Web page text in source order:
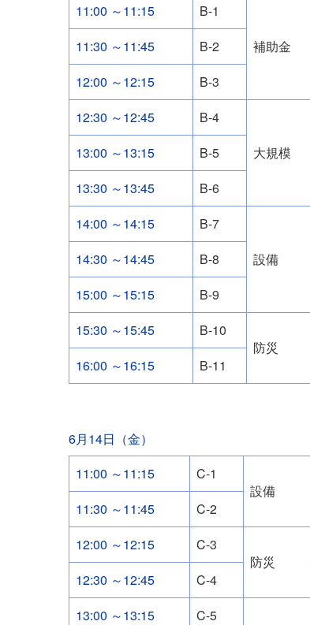
11:00 ～11:15
B-1
補助金
11:30 ～11:45
B-2
12:00 ～12:15
B-3
12:30 ～12:45
B-4
大規模
13:00 ～13:15
B-5
13:30 ～13:45
B-6
14:00 ～14:15
B-7
設備
14:30 ～14:45
B-8
15:00 ～15:15
B-9
15:30 ～15:45
B-10
防災
16:00 ～16:15
B-11
6月14日（金）
11:00 ～11:15
C-1
設備
11:30 ～11:45
C-2
12:00 ～12:15
C-3
防災
12:30 ～12:45
C-4
13:00 ～13:15
C-5